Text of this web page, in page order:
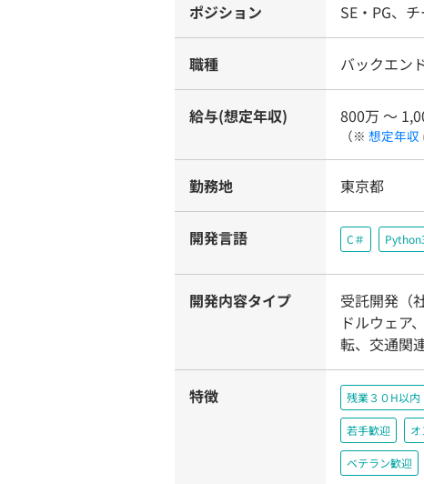
ポジション SE・PG、
職種 バックエン
給与(想定年収) 800万 〜
（※ 想定年収
勤務地 東京都
開発言語 C＃
開発内容タイプ
受託開発（
ドルウェア
転、交通関連
特徴 残業３０H以内
若手歓迎
ベテラン歓迎